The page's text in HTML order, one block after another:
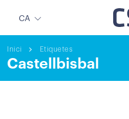
CA
Inici Etiquetes
Castellbisbal